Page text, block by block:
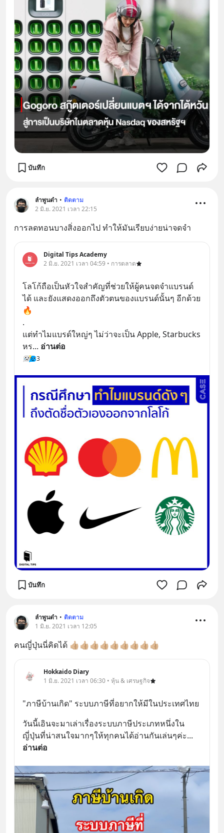
บันทึก
ลำพูนดำ • ติดตาม
2 มิ.ย. 2021 เวลา 22:15
การลดทอนบางสิ่งออกไป ทำให้มันเรียบง่ายน่าจดจำ
Digital Tips Academy
2 มิ.ย. 2021 เวลา 04:59 • การตลาด
โลโก้ถือเป็นหัวใจสำคัญที่ช่วยให้ผู้คนจดจำแบรนด์
ได้ และยังแสดงออกถึงตัวตนของแบรนด์นั้นๆ อีกด้วย
🔥
.
แต่ทำไมแบรด์ใหญ่ๆ ไม่ว่าจะเป็น Apple, Starbucks
หร... อ่านต่อ
3
บันทึก
ลำพูนดำ • ติดตาม
1 มิ.ย. 2021 เวลา 12:05
คนญี่ปุ่นนี่คิดได้ 👍🏼👍🏼👍🏼👍🏼👍🏼👍🏼👍🏼👍🏼👍🏼
Hokkaido Diary
1 มิ.ย. 2021 เวลา 06:30 • หุ้น & เศรษฐกิจ
"ภาษีบ้านเกิด" ระบบภาษีที่อยากให้มีในประเทศไทย
วันนี้เอินจะมาเล่าเรื่องระบบภาษีประเภทหนึ่งใน
ญี่ปุ่นที่น่าสนใจมากๆให้ทุกคนได้อ่านกันเล่นๆค่ะ
อ่านต่อ